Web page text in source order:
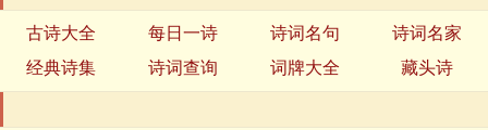
古诗大全 每日一诗 诗词名句
诗词名家
经典诗集
诗词查询 词牌大全 藏头诗